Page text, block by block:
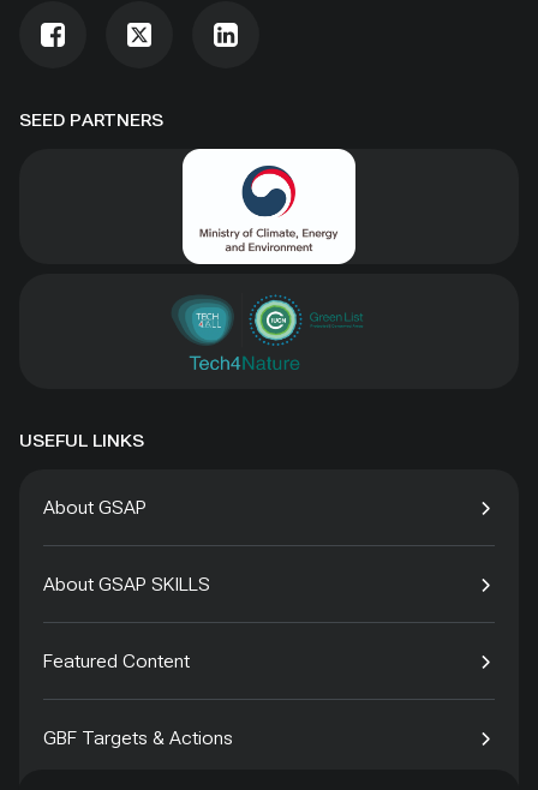
SEED PARTNERS
USEFUL LINKS
About GSAP
About GSAP SKILLS
Featured Content
GBF Targets & Actions